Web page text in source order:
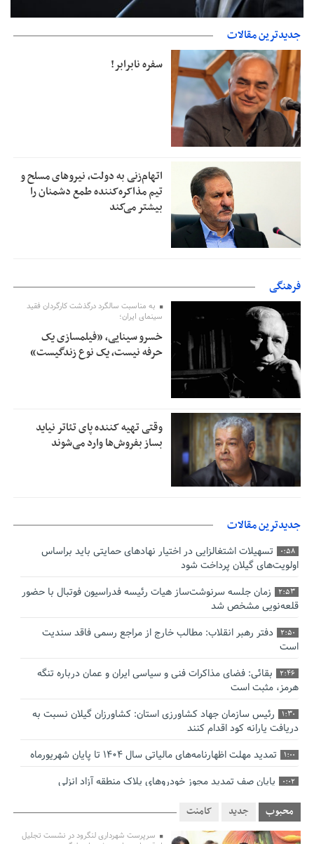
بقائی: مذاکره‌ای با آمریکا نداریم/ اتفاقی در وضعیت تنگه هرمز
نمی‌افتد
جدیدترین مقالات
سفره نابرابر!
اتهام‌زنی به دولت، نیروهای مسلح و
تیم مذاکره‌کننده طمع دشمنان را
بیشتر می‌کند
فرهنگی
به مناسبت سالگرد درگذشت کارگردان فقید
سینمای ایران؛
خسرو سینایی، «فیلمسازی یک
حرفه نیست، یک نوع زندگیست»
وقتی تهیه کننده پای تئاتر نیاید
بساز بفروش‌ها وارد می‌شوند
جدیدترین مقالات
0:58
تسهیلات اشتغالزایی در اختیار نهادهای حمایتی باید براساس
اولویت‌های گیلان پرداخت شود
2:53
زمان جلسه سرنوشت‌ساز هیات رئیسه فدراسیون فوتبال با حضور
قلعه‌نویی مشخص شد
2:50
دفتر رهبر انقلاب: مطالب خارج از مراجع رسمی فاقد سندیت
است
2:46
بقائی: فضای مذاکرات فنی و سیاسی ایران و عمان درباره تنگه
هرمز، مثبت است
1:30
رئیس سازمان جهاد کشاورزی استان: کشاورزان گیلان نسبت به
دریافت یارانه کود اقدام کنند
1:00 تمدید مهلت اظهارنامه‌های مالیاتی سال ۱۴۰۴ تا پایان شهریورماه
0:02 پایان صف تمدید مجوز خودروهای پلاک منطقه آزاد انزلی
0:00 صنایع گیلان برای زمستان سوخت دوم تأمین کنند
12:14
بقائی: مذاکره‌ای با آمریکا نداریم/ اتفاقی در وضعیت تنگه هرمز
محبوب جدید کامنت
سرپرست شهرداری لنگرود در نشست تجلیل